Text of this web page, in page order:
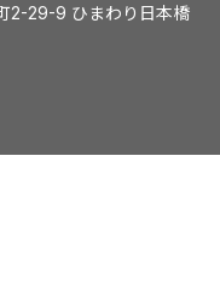
2-29-9 ひまわり日本橋